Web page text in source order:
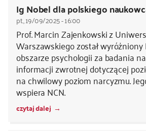
Ig Nobel dla polskiego
pt., 19/09/2025 - 16:00
Prof. Marcin Zajenkowski z
Warszawskiego został
obszarze psychologii za badania
informacji zwrotnej dotyczącej
na chwilowy poziom narcyzmu.
wspiera NCN.
czytaj dalej